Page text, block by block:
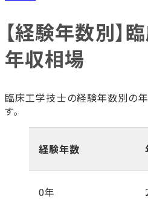
【経験年数別】
年収相場
臨床工学技士の経験年数別の
す。
経験年数
0年